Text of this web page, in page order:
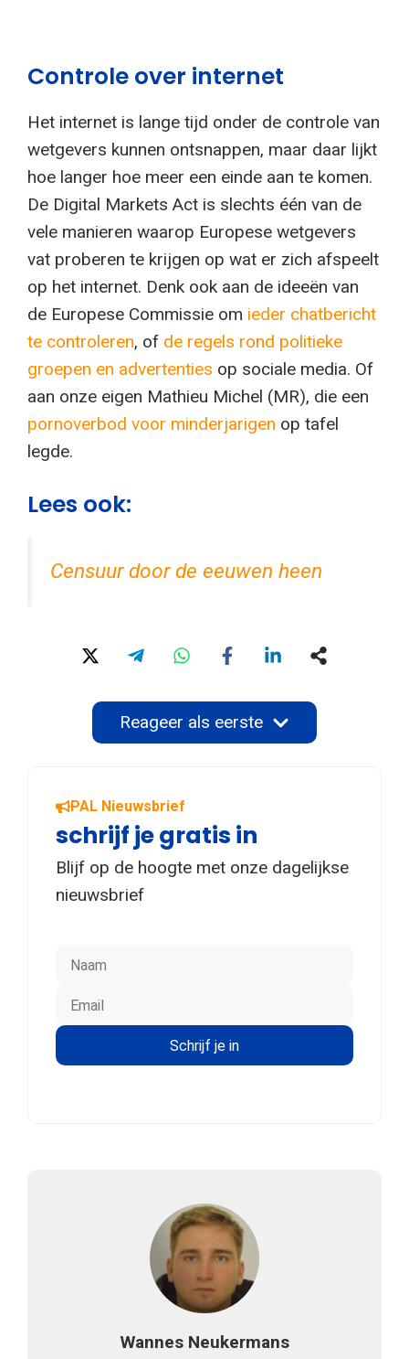
Controle over internet
Het internet is lange tijd onder de controle van
wetgevers kunnen ontsnappen, maar daar lijkt
hoe langer hoe meer een einde aan te komen.
De Digital Markets Act is slechts één van de
vele manieren waarop Europese wetgevers
vat proberen te krijgen op wat er zich afspeelt
op het internet. Denk ook aan de ideeën van
de Europese Commissie om ieder chatbericht
te controleren, of de regels rond politieke
groepen en advertenties op sociale media. Of
aan onze eigen Mathieu Michel (MR), die een
pornoverbod voor minderjarigen op tafel
legde.
Lees ook:
Censuur door de eeuwen heen
Reageer als eerste
PAL Nieuwsbrief
schrijf je gratis in
Blijf op de hoogte met onze dagelijkse
nieuwsbrief
Wannes Neukermans